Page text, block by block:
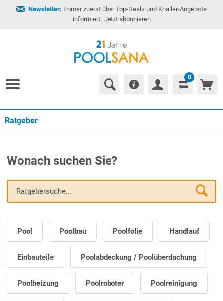
Newsletter: Immer zuerst über Top-Deals und Knaller-Angebote
informiert. Jetzt abonnieren
0
Ratgeber
Wonach suchen Sie?
Pool Poolbau Poolfolie Handlauf
Einbauteile Poolabdeckung / Poolüberdachung
Poolheizung Poolroboter Poolreinigung